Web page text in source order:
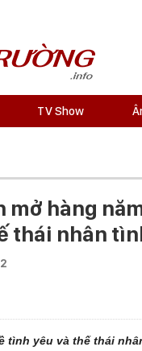
TV Show
mở hàng
thái nhân
tình yêu và thế thái